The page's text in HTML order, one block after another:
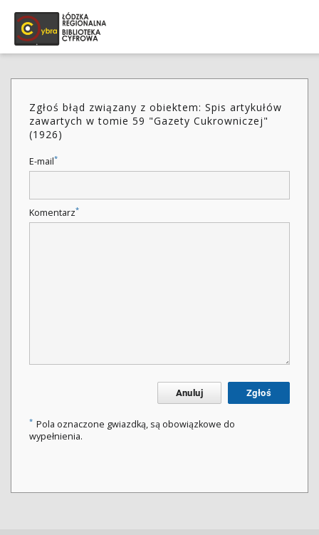
Zgłoś błąd związany z obiektem: Spis artykułów
zawartych w tomie 59 "Gazety Cukrowniczej"
(1926)
E-mail*
Komentarz*
Anuluj Zgłoś
* Pola oznaczone gwiazdką, są obowiązkowe do
wypełnienia.